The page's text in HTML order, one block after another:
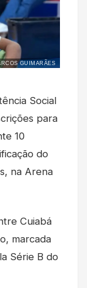
GUIMARÃES
Social
para
10
do
na Arena
Cuiabá
marcada
Série B do